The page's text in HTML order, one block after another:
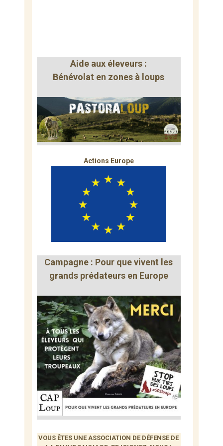
Aide aux éleveurs :
Bénévolat en zones à loups
Actions Europe
Campagne : Pour que vivent les
grands prédateurs en Europe
VOUS ÊTES UNE ASSOCIATION DE DÉFENSE DE